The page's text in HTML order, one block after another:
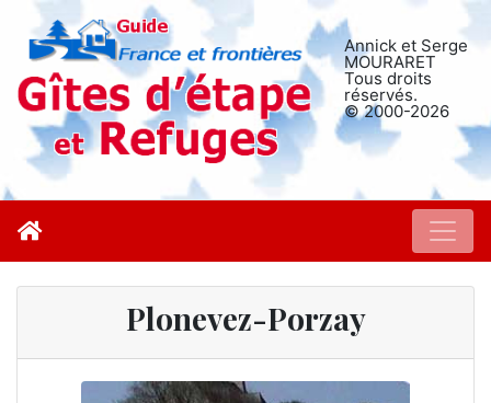
Annick et Serge
MOURARET
Tous droits
réservés.
© 2000-2026
Plonevez-Porzay